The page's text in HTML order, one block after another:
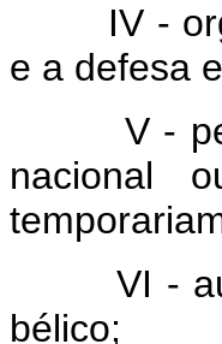
IV -
e a defesa
V -
nacional
VI -
bélico;